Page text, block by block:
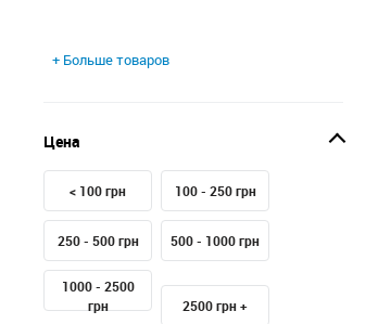
+ Больше товаров
Цена
< 100 грн 100 - 250 грн
250 - 500 грн 500 - 1000 грн
1000 - 2500
грн
2500 грн +